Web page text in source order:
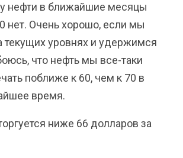
нефти в ближайшие месяцы
нет. Очень хорошо, если мы
текущих уровнях и удержимся
что нефть мы все-таки
поближе к 60, чем к 70 в
время.
ниже 66 долларов за